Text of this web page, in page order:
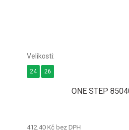
ONE STEP
412,40 Kč bez DPH
24 26